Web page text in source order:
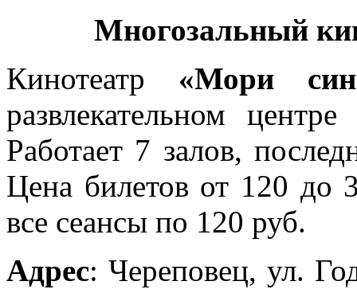
Многозальный
Кинотеатр «Мори
развлекательном
Работает 7 залов,
Цена билетов от 120 до
все сеансы по 120 руб.
Адрес: Череповец, ул.